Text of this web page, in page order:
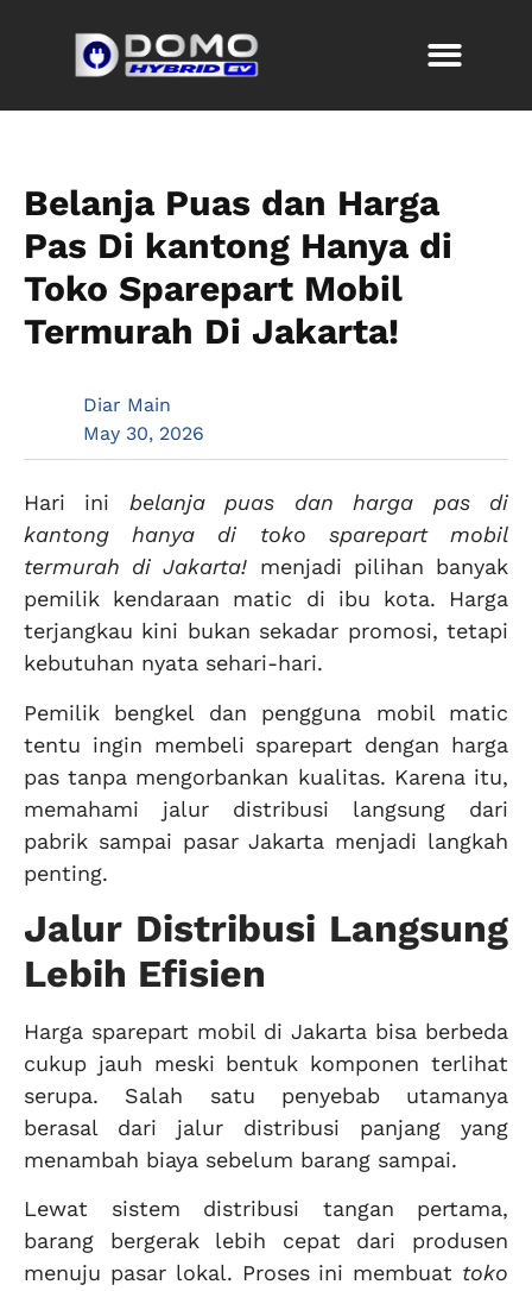
Belanja Puas dan Harga
Pas Di kantong Hanya di
Toko Sparepart Mobil
Termurah Di Jakarta!
Diar Main
May 30, 2026
Hari ini belanja puas dan harga pas di
kantong hanya di toko sparepart mobil
termurah di Jakarta! menjadi pilihan banyak
pemilik kendaraan matic di ibu kota. Harga
terjangkau kini bukan sekadar promosi, tetapi
kebutuhan nyata sehari-hari.
Pemilik bengkel dan pengguna mobil matic
tentu ingin membeli sparepart dengan harga
pas tanpa mengorbankan kualitas. Karena itu,
memahami jalur distribusi langsung dari
pabrik sampai pasar Jakarta menjadi langkah
penting.
Jalur Distribusi Langsung
Lebih Efisien
Harga sparepart mobil di Jakarta bisa berbeda
cukup jauh meski bentuk komponen terlihat
serupa. Salah satu penyebab utamanya
berasal dari jalur distribusi panjang yang
menambah biaya sebelum barang sampai.
Lewat sistem distribusi tangan pertama,
barang bergerak lebih cepat dari produsen
menuju pasar lokal. Proses ini membuat toko